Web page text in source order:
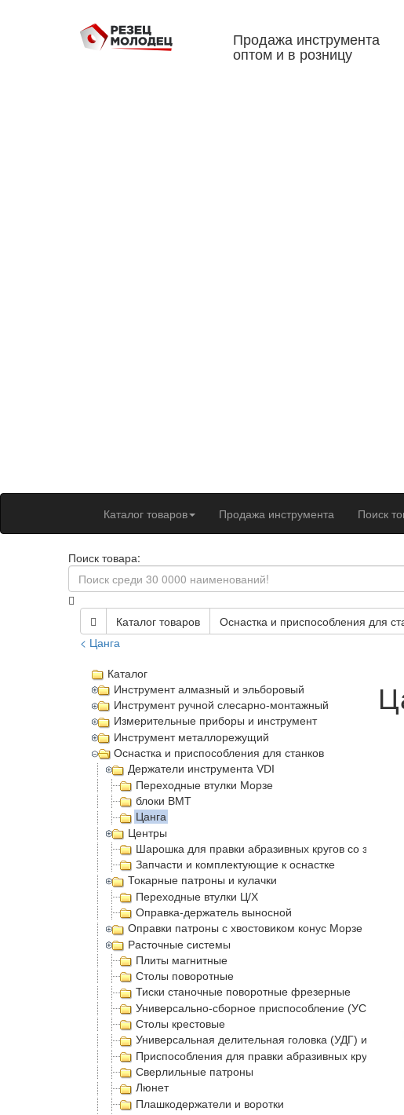
Продажа инструмента
оптом и в розницу
Каталог товаров Продажа инструмента Поиск
Поиск товара:
Каталог товаров Оснастка и приспособления для
< Цанга
Каталог
Инструмент алмазный и эльборовый
Инструмент ручной слесарно-монтажный
Измерительные приборы и инструмент
Инструмент металлорежущий
Оснастка и приспособления для станков
Держатели инструмента VDI
Переходные втулки Морзе
блоки BMT
Цанга
Центры
Шарошка для правки абразивных кругов со
Запчасти и комплектующие к оснастке
Токарные патроны и кулачки
Переходные втулки Ц/Х
Оправка-держатель выносной
Оправки патроны с хвостовиком конус Морзе
Расточные системы
Плиты магнитные
Столы поворотные
Тиски станочные поворотные фрезерные
Универсально-сборное приспособление (УСП)
Столы крестовые
Универсальная делительная головка (УДГ) и бабки
Приспособления для правки абразивных кругов
Сверлильные патроны
Люнет
Плашкодержатели и воротки